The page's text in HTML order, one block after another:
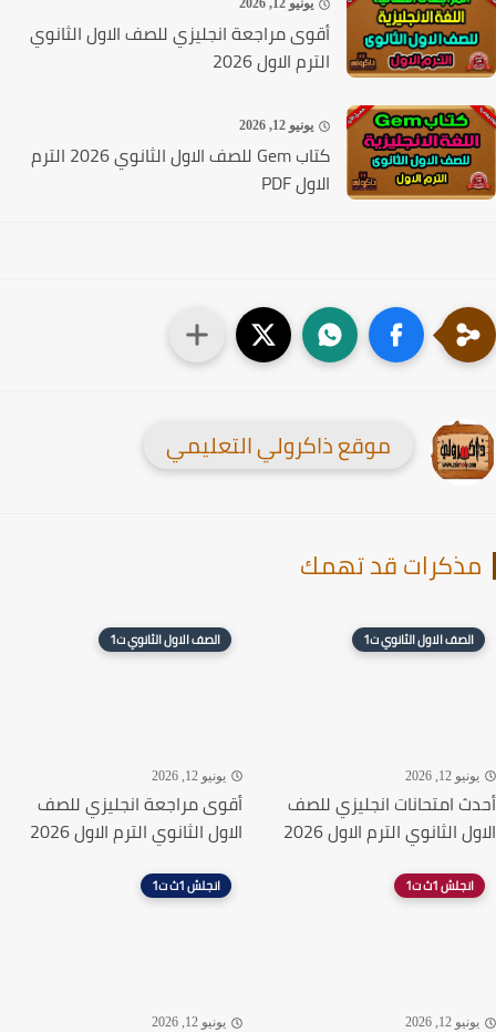
يونيو 12, 2026
أقوى مراجعة انجليزي للصف الاول الثانوي
الترم الاول 2026
يونيو 12, 2026
كتاب Gem للصف الاول الثانوي 2026 الترم
الاول PDF
موقع ذاكرولي التعليمي
قد تهمك
الصف الاول الثانوي ت1
12, 2026
امتحانات انجليزي للصف
الثانوي الترم الاول 2026
الصف الاول الثانوي ت1
يونيو 12, 2026
أقوى مراجعة انجليزي للصف
الاول الثانوي الترم الاول 2026
انجلش 1ث ت1
12, 2026
انجلش 1ث ت1
يونيو 12, 2026